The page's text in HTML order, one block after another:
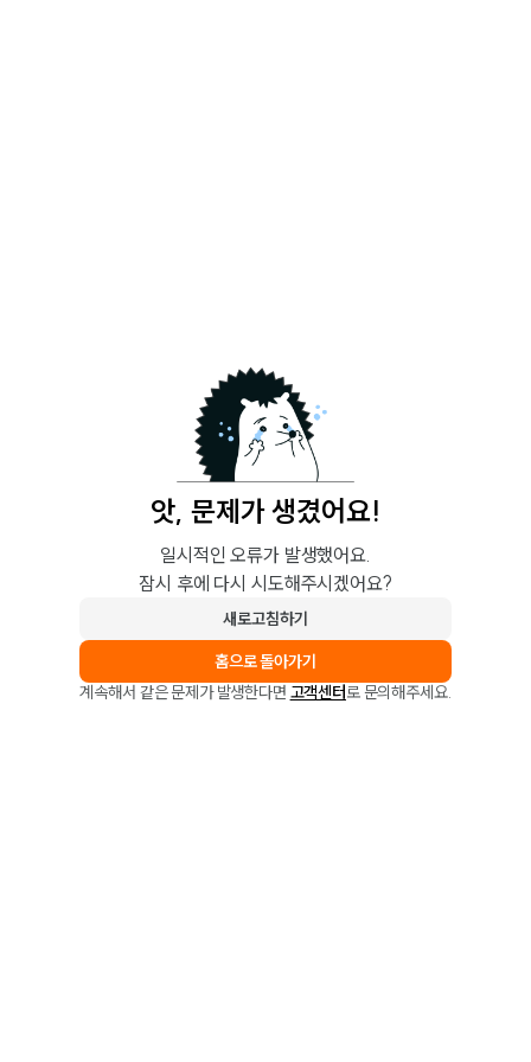
앗, 문제가 생겼어요!
일시적인 오류가 발생했어요.
잠시 후에 다시 시도해주시겠어요?
새로고침하기
홈으로 돌아가기
계속해서 같은 문제가 발생한다면 고객센터로 문의해주세요.